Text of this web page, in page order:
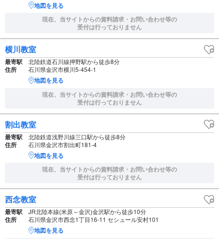
地図を見る
現在、当サイトからの資料請求・お問い合わせ等の
受付は行っておりません
横川教室
最寄駅 北陸鉄道石川線押野駅から徒歩8分
住所 石川県金沢市横川5-454-1
地図を見る
現在、当サイトからの資料請求・お問い合わせ等の
受付は行っておりません
割出教室
最寄駅 北陸鉄道浅野川線三口駅から徒歩8分
住所 石川県金沢市割出町181-4
地図を見る
現在、当サイトからの資料請求・お問い合わせ等の
受付は行っておりません
西念教室
最寄駅 JR北陸本線(米原～金沢)金沢駅から徒歩10分
住所 石川県金沢市西念1丁目16-11 セシュール安村101
地図を見る